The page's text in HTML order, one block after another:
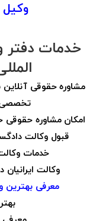
خدمات دفتر
مشاوره حقوقی
تخصصی
امکان مشاوره
قبول وکالت
خدمات وکالت
وکالت
معرفی بهترین